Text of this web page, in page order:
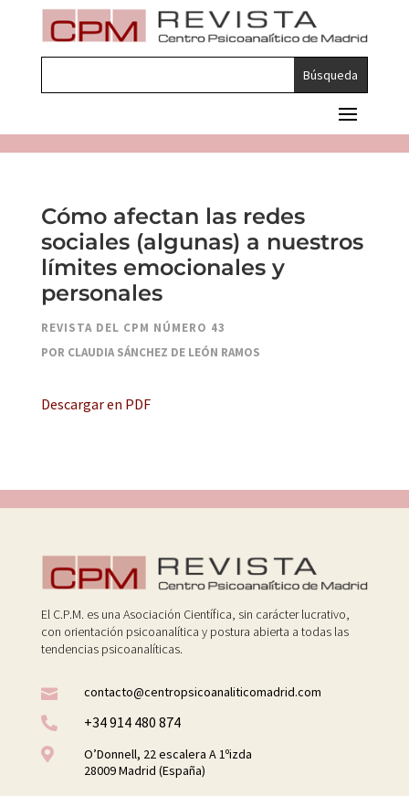
Cómo afectan las redes
sociales (algunas) a nuestros
límites emocionales y
personales
REVISTA DEL CPM NÚMERO 43
POR CLAUDIA SÁNCHEZ DE LEÓN RAMOS
Descargar en PDF
El C.P.M. es una Asociación Científica, sin carácter lucrativo,
con orientación psicoanalítica y postura abierta a todas las
tendencias psicoanalíticas.

contacto@centropsicoanaliticomadrid.com

+34 914 480 874

O’Donnell, 22 escalera A 1ºizda
28009 Madrid (España)